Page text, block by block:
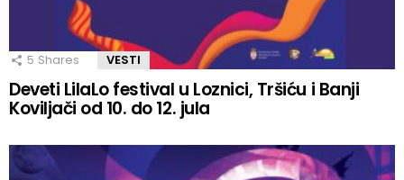
5 Shares VESTI
Deveti LilaLo festival u Loznici, Tršiću i Banji
Koviljači od 10. do 12. jula